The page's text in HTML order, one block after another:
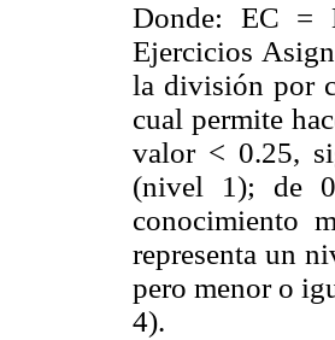
Donde: EC =
Ejercicios
la división por
cual permite
valor < 0.25,
(nivel 1); de
conocimiento
representa un
pero menor o
4).